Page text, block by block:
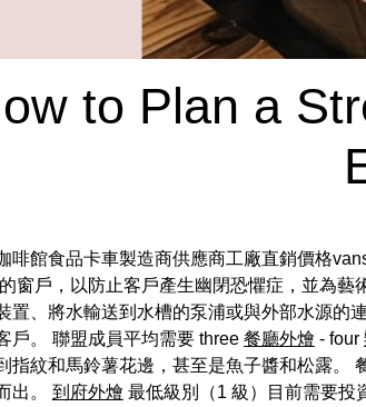
to Plan a
啡館食品卡車製造商供應商工廠直銷價格
窗戶，以防止客戶產生幽閉恐懼症，並為
置、將水輸送到水槽的泵浦或與外部水源的
戶。 聯盟成員平均需要 three 餐廳外燴 - four
指紋和馬鈴薯花邊，甚至是魚子醬和松露。
出。 到府外燴 最低級別（1 級）目前需要投